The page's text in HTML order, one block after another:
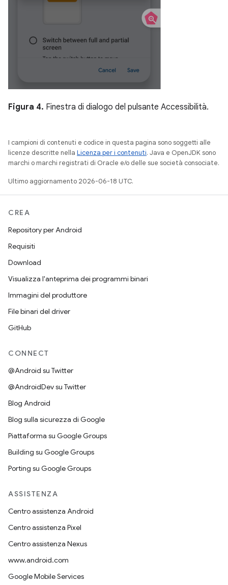
Figura 4. Finestra di dialogo del pulsante Accessibilità.
I campioni di contenuti e codice in questa pagina sono soggetti alle
licenze descritte nella Licenza per i contenuti. Java e OpenJDK sono
marchi o marchi registrati di Oracle e/o delle sue società consociate.
Ultimo aggiornamento 2026-06-18 UTC.
CREA
Repository per Android
Requisiti
Download
Visualizza l'anteprima dei programmi binari
Immagini del produttore
File binari del driver
GitHub
CONNECT
@Android su Twitter
@AndroidDev su Twitter
Blog Android
Blog sulla sicurezza di Google
Piattaforma su Google Groups
Building su Google Groups
Porting su Google Groups
ASSISTENZA
Centro assistenza Android
Centro assistenza Pixel
Centro assistenza Nexus
www.android.com
Google Mobile Services